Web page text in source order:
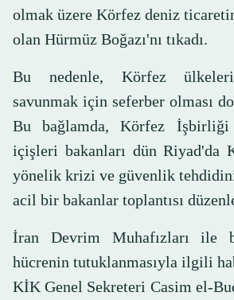
olmak üzere Körfez deniz
olan Hürmüz Boğazı'nı tıkadı.
Bu nedenle, Körfez
savunmak için seferber olması
Bu bağlamda, Körfez
içişleri bakanları dün Riyad'da
yönelik krizi ve güvenlik
acil bir bakanlar toplantısı
İran Devrim Muhafızları ile
hücrenin tutuklanmasıyla ilgili
KİK Genel Sekreteri Casim el-